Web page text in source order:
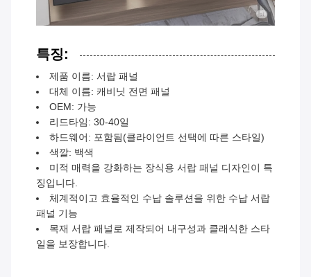
특징:
제품 이름: 서랍 패널
대체 이름: 캐비닛 전면 패널
OEM: 가능
리드타임: 30-40일
하드웨어: 포함됨(클라이언트 선택에 따른 스타일)
색깔: 백색
미적 매력을 강화하는 장식용 서랍 패널 디자인이 특
징입니다.
체계적이고 효율적인 수납 솔루션을 위한 수납 서랍
패널 기능
목재 서랍 패널로 제작되어 내구성과 클래식한 스타
일을 보장합니다.